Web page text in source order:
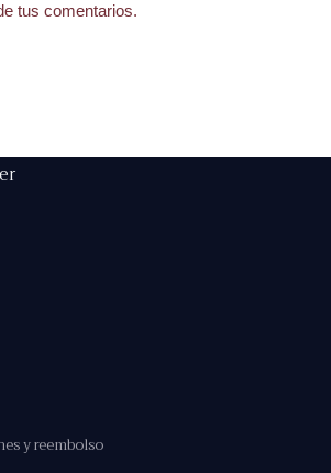
tus comentarios.
y reembolso